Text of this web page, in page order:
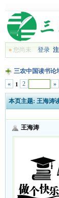
»您尚未 登录
三农中国读书论
«
1 2 »
本页主题: 王海涛
王海涛